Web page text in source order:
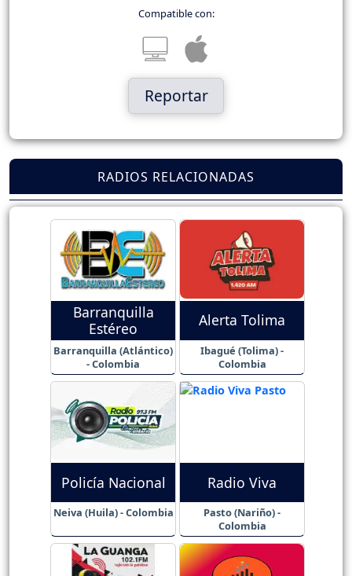
Compatible con:
Reportar
RADIOS RELACIONADAS
Barranquilla
Estéreo
Barranquilla (Atlántico)
- Colombia
Alerta Tolima
Ibagué (Tolima) -
Colombia
Policía Nacional
Neiva (Huila) - Colombia
Radio Viva
Pasto (Nariño) -
Colombia